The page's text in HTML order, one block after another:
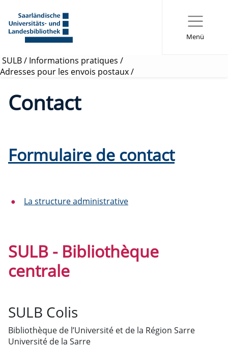
Menü
SULB/ Informations pratiques /
Adresses pour les envois postaux/
Contact
Formulaire de contact
La structure administrative
SULB - Bibliothèque
centrale
SULB Colis
Bibliothèque de l’Université et de la Région Sarre
Université de la Sarre